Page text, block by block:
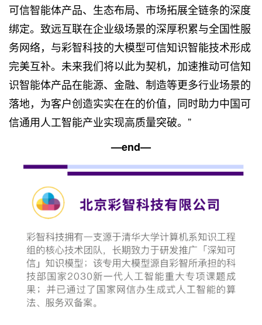
可信智能体产品、生态布局、市场拓展全链条的深度
绑定。致远互联在企业级场景的深厚积累与全国性服
务网络，与彩智科技的大模型可信知识智能技术形成
完美互补。未来我们将以此为契机，加速推动可信知
识智能体产品在能源、金融、制造等更多行业场景的
落地，为客户创造实实在在的价值，同时助力中国可
信通用人工智能产业实现高质量突破。”
—end—